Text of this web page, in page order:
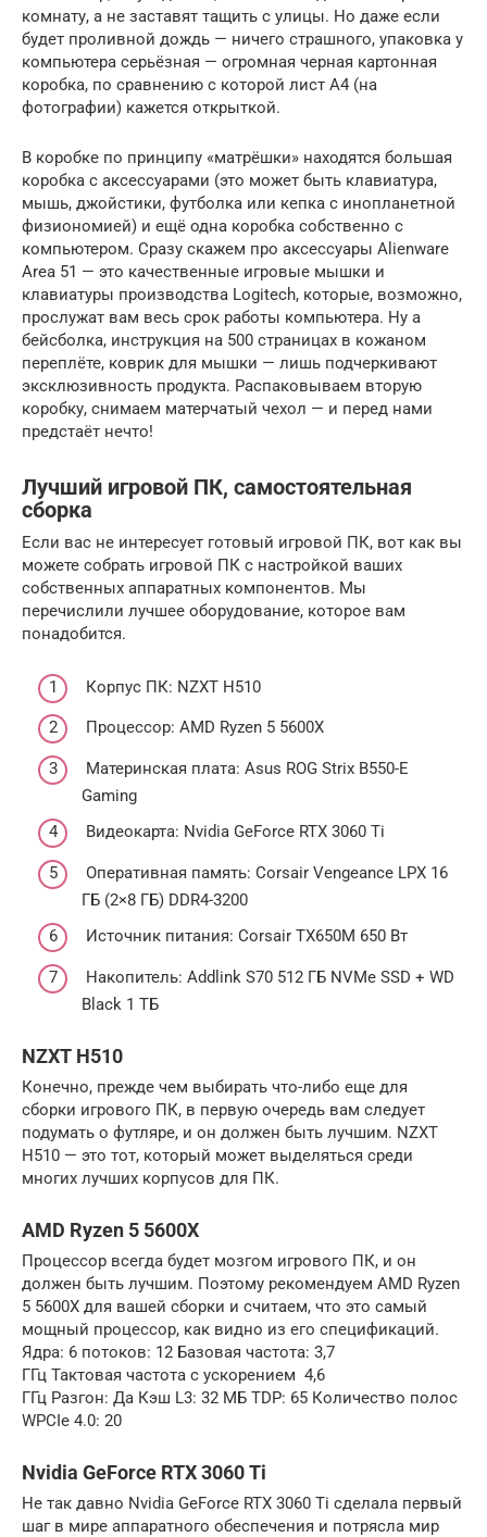
комнату, а не заставят тащить с улицы. Но даже если
будет проливной дождь — ничего страшного, упаковка у
компьютера серьёзная — огромная черная картонная
коробка, по сравнению с которой лист A4 (на
фотографии) кажется открыткой.
В коробке по принципу «матрёшки» находятся большая
коробка с аксессуарами (это может быть клавиатура,
мышь, джойстики, футболка или кепка с инопланетной
физиономией) и ещё одна коробка собственно с
компьютером. Сразу скажем про аксессуары Alienware
Area 51 — это качественные игровые мышки и
клавиатуры производства Logitech, которые, возможно,
прослужат вам весь срок работы компьютера. Ну а
бейсболка, инструкция на 500 страницах в кожаном
переплёте, коврик для мышки — лишь подчеркивают
эксклюзивность продукта. Распаковываем вторую
коробку, снимаем матерчатый чехол — и перед нами
предстаёт нечто!
Лучший игровой ПК, самостоятельная
сборка
Если вас не интересует готовый игровой ПК, вот как вы
можете собрать игровой ПК с настройкой ваших
собственных аппаратных компонентов. Мы
перечислили лучшее оборудование, которое вам
понадобится.
Корпус ПК: NZXT H510
Процессор: AMD Ryzen 5 5600X
Материнская плата: Asus ROG Strix B550-E
Gaming
Видеокарта: Nvidia GeForce RTX 3060 Ti
Оперативная память: Corsair Vengeance LPX 16
ГБ (2×8 ГБ) DDR4-3200
Источник питания: Corsair TX650M 650 Вт
Накопитель: Addlink S70 512 ГБ NVMe SSD + WD
Black 1 ТБ
NZXT H510
Конечно, прежде чем выбирать что-либо еще для
сборки игрового ПК, в первую очередь вам следует
подумать о футляре, и он должен быть лучшим. NZXT
H510 — это тот, который может выделяться среди
многих лучших корпусов для ПК.
AMD Ryzen 5 5600X
Процессор всегда будет мозгом игрового ПК, и он
должен быть лучшим. Поэтому рекомендуем AMD Ryzen
5 5600X для вашей сборки и считаем, что это самый
мощный процессор, как видно из его спецификаций.
Ядра: 6 потоков: 12 Базовая частота: 3,7
ГГц Тактовая частота с ускорением 4,6
ГГц Разгон: Да Кэш L3: 32 МБ TDP: 65 Количество полос
WPCIe 4.0: 20
Nvidia GeForce RTX 3060 Ti
Не так давно Nvidia GeForce RTX 3060 Ti сделала первый
шаг в мире аппаратного обеспечения и потрясла мир